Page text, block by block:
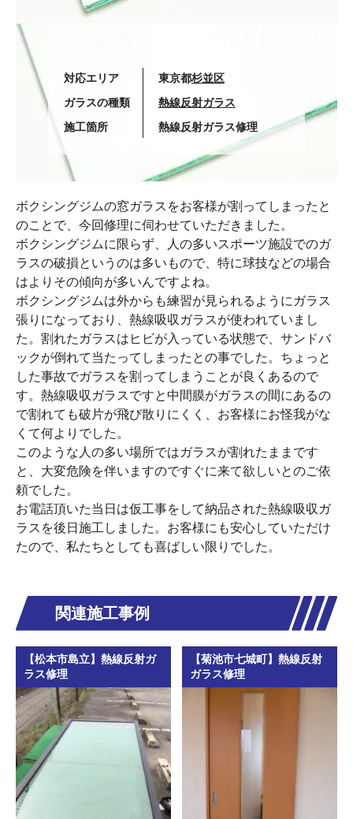
対応エリア 東京都杉並区
ガラスの種類
熱線反射ガラス
施工箇所
熱線反射ガラス修理
ボクシングジムの窓ガラスをお客様が割ってしまったと
のことで、今回修理に伺わせていただきました。
ボクシングジムに限らず、人の多いスポーツ施設でのガ
ラスの破損というのは多いもので、特に球技などの場合
はよりその傾向が多いんですよね。
ボクシングジムは外からも練習が見られるようにガラス
張りになっており、熱線吸収ガラスが使われていまし
た。割れたガラスはヒビが入っている状態で、サンドバ
ックが倒れて当たってしまったとの事でした。ちょっと
した事故でガラスを割ってしまうことが良くあるので
す。熱線吸収ガラスですと中間膜がガラスの間にあるの
で割れても破片が飛び散りにくく、お客様にお怪我がな
くて何よりでした。
このような人の多い場所ではガラスが割れたままです
と、大変危険を伴いますのですぐに来て欲しいとのご依
頼でした。
お電話頂いた当日は仮工事をして納品された熱線吸収ガ
ラスを後日施工しました。お客様にも安心していただけ
たので、私たちとしても喜ばしい限りでした。
関連施工事例
【松本市島立】熱線反射ガ
ラス修理
【菊池市七城町】熱線反射
ガラス修理